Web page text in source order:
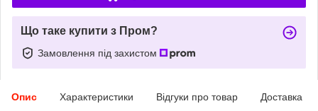
Що таке купити з Пром?
Замовлення під захистом
Опис Характеристики Відгуки про товар Доставка